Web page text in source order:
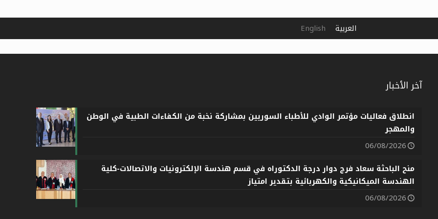
آخر الأخبار
انطلاق فعاليات مؤتمر الوادي للأطباء السوريين بمشاركة نخبة من الكفاءات الطبية في الوطن
والمهجر
06/08/2026
منح الباحثة سعاد فرج دوار درجة الدكتوراه في قسم هندسة الإلكترونيات والاتصالات-كلية
الهندسة الميكانيكية والكهربائية بتقدير امتياز
06/08/2026
العربية English